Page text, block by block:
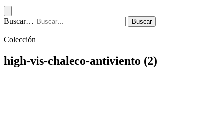
Buscar… Buscar
Colección
high-vis-chaleco-antiviento (2)